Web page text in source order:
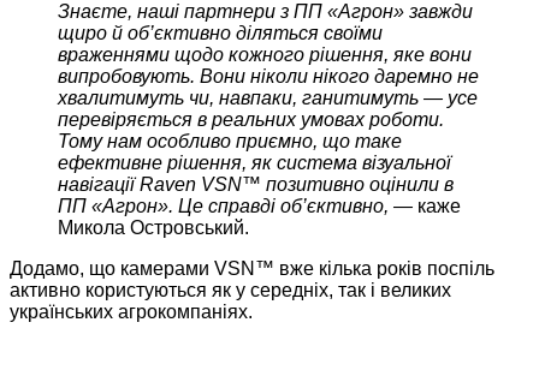
Знаєте, наші партнери з ПП «Агрон» завжди
щиро й об’єктивно діляться своїми
враженнями щодо кожного рішення, яке вони
випробовують. Вони ніколи нікого даремно не
хвалитимуть чи, навпаки, ганитимуть — усе
перевіряється в реальних умовах роботи.
Тому нам особливо приємно, що таке
ефективне рішення, як система візуальної
навігації Raven VSN™ позитивно оцінили в
ПП «Агрон». Це справді об’єктивно, — каже
Микола Островський.
Додамо, що камерами VSN™ вже кілька років поспіль
активно користуються як у середніх, так і великих
українських агрокомпаніях.